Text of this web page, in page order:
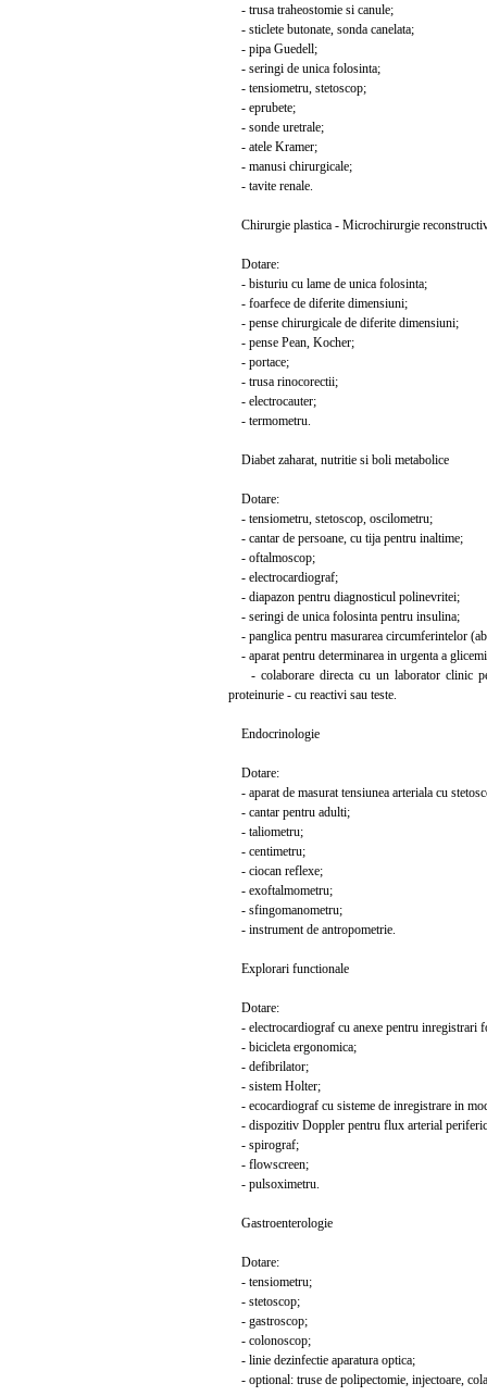
- trusa traheostomie si canule;
- sticlete butonate, sonda canelata;
- pipa Guedell;
- seringi de unica folosinta;
- tensiometru, stetoscop;
- eprubete;
- sonde uretrale;
- atele Kramer;
- manusi chirurgicale;
- tavite renale.
Chirurgie plastica - Microchirurgie
Dotare:
- bisturiu cu lame de unica folosinta;
- foarfece de diferite dimensiuni;
- pense chirurgicale de diferite dimensiuni;
- pense Pean, Kocher;
- portace;
- trusa rinocorectii;
- electrocauter;
- termometru.
Diabet zaharat, nutritie si boli metabolice
Dotare:
- tensiometru, stetoscop, oscilometru;
- cantar de persoane, cu tija pentru inaltime;
- oftalmoscop;
- electrocardiograf;
- diapazon pentru diagnosticul polinevritei;
- seringi de unica folosinta pentru insulina;
- panglica pentru masurarea circumferintelor
- aparat pentru determinarea in urgenta a
- colaborare directa cu un laborator clinic
proteinurie - cu reactivi sau teste.
Endocrinologie
Dotare:
- aparat de masurat tensiunea arteriala cu
- cantar pentru adulti;
- taliometru;
- centimetru;
- ciocan reflexe;
- exoftalmometru;
- sfingomanometru;
- instrument de antropometrie.
Explorari functionale
Dotare:
- electrocardiograf cu anexe pentru inregistrari
- bicicleta ergonomica;
- defibrilator;
- sistem Holter;
- ecocardiograf cu sisteme de inregistrare in
- dispozitiv Doppler pentru flux arterial
- spirograf;
- flowscreen;
- pulsoximetru.
Gastroenterologie
Dotare:
- tensiometru;
- stetoscop;
- gastroscop;
- colonoscop;
- linie dezinfectie aparatura optica;
- optional: truse de polipectomie, injectoare,